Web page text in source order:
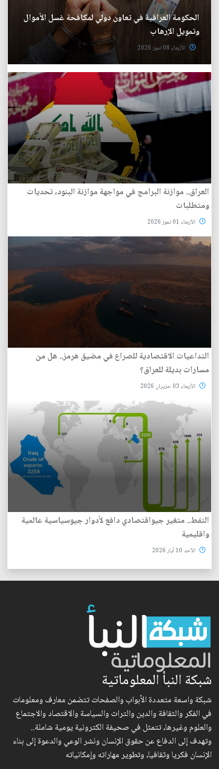
الحكومة العراقية في تعاون دولي لمكافحة غسل الأموال
وتمويل الإرهاب
الأربعاء 08 تموز 2026
العراق.. موازنة البرامج في مواجهة موازنة البنود، تحديات
ومتطلبات
الأربعاء 01 تموز 2026
التداعيات الاقتصادية للصراع في مضيق هرمز.. هل من
مسارات بديلة للعراق؟
الأربعاء 03 حزيران 2026
النفط.. متغير جيواقتصادي دافع لأدوار جيوسياسية عالمية
واقليمية
الأحد 10 آيار 2026
شبكة النبأ المعلوماتية
شبكة واسعة متعددة الأبواب والصفحات تتضمن معارف ومعلومات
في الفكر والثقافة والدين والتراث والسياسة والاقتصاد والاجتماع
والعلوم وغيرها، تتمثل في صحيفة الكترونية يومية شاملة..
وتهدف إلى الدفاع عن حقوق الإنسان ونشر الوعي والدعوة إلى بناء
الإنسان فكريا وثقافيا، وتطوير مهاراته وإمكانياته